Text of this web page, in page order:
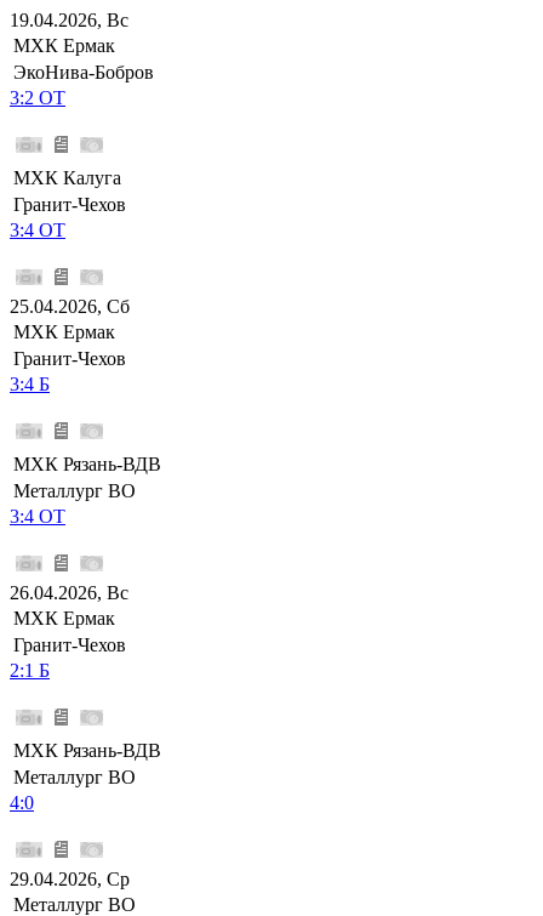
19.04.2026, Вс
МХК Ермак
ЭкоНива-Бобров
3:2 ОТ
МХК Калуга
Гранит-Чехов
3:4 ОТ
25.04.2026, Сб
МХК Ермак
Гранит-Чехов
3:4 Б
МХК Рязань-ВДВ
Металлург ВО
3:4 ОТ
26.04.2026, Вс
МХК Ермак
Гранит-Чехов
2:1 Б
МХК Рязань-ВДВ
Металлург ВО
4:0
29.04.2026, Ср
Металлург ВО